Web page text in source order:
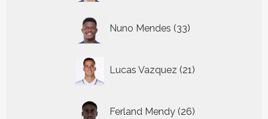
Nuno Mendes 33
producten
Lucas Vazquez 21
producten
Ferland Mendy 26